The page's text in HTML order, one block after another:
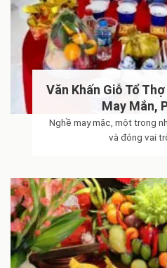
Việc hiểu đúng và sử dụng
người chủ động hơn trong
quyết định quan trọng.
Văn Khấn Giỗ Tổ
May Mắn,
Nghề may mặc, một trong
và đóng vai